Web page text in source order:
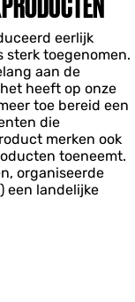
eerlijk
sterk toegenomen.
aan de
heeft op onze
toe bereid een
die
merken ook
toeneemt.
organiseerde
een landelijke